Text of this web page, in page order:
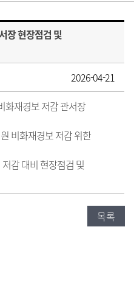
장 현장점검 및
2026-04-21
화재경보 저감 관서장
비화재경보 저감 위한
감 대비 현장점검 및
목록